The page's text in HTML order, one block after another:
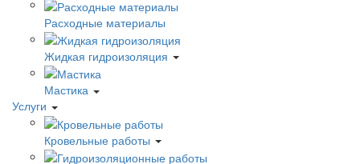
Расходные материалы
Жидкая гидроизоляция
Мастика
Услуги
Кровельные работы